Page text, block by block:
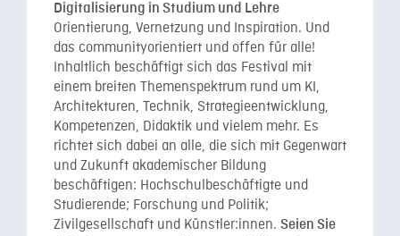
Digitalisierung in Studium und Lehre
Orientierung, Vernetzung und Inspiration. Und
das communityorientiert und offen für alle!
Inhaltlich beschäftigt sich das Festival mit
einem breiten Themenspektrum rund um KI,
Architekturen, Technik, Strategieentwicklung,
Kompetenzen, Didaktik und vielem mehr. Es
richtet sich dabei an alle, die sich mit Gegenwart
und Zukunft akademischer Bildung
beschäftigen: Hochschulbeschäftigte und
Studierende; Forschung und Politik;
Zivilgesellschaft und Künstler:innen. Seien Sie